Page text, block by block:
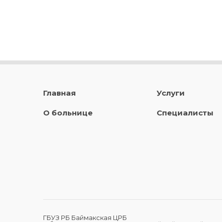
Главная
О больнице
Услуги
Специалисты
ГБУЗ РБ Баймакская ЦРБ